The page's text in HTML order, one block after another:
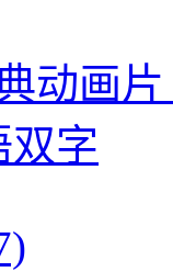
动画
双字